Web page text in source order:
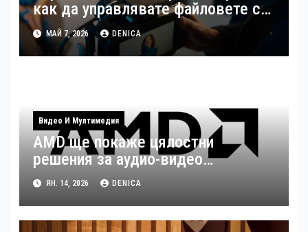
как да управлявате файловете си
като създател
МАЙ 7, 2026 DENICA
Видео И Мултимедия
AMD ще покаже цялостни
решения за аудио-видео
излъчвания по време на ISE 2026
ЯН. 14, 2026 DENICA